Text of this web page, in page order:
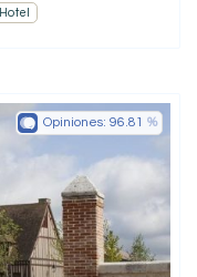
Hotel
Opiniones: 96.81